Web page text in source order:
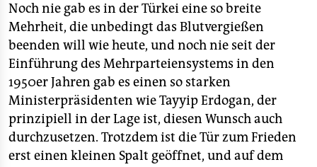
abo
genossenschaft
epaper login
Noch nie gab es in der Türkei eine so breite
Mehrheit, die unbedingt das Blutvergießen
beenden will wie heute, und noch nie seit der
Einführung des Mehrparteiensystems in den
1950er Jahren gab es einen so starken
Ministerpräsidenten wie Tayyip Erdogan, der
prinzipiell in der Lage ist, diesen Wunsch auch
durchzusetzen. Trotzdem ist die Tür zum Frieden
erst einen kleinen Spalt geöffnet, und auf dem